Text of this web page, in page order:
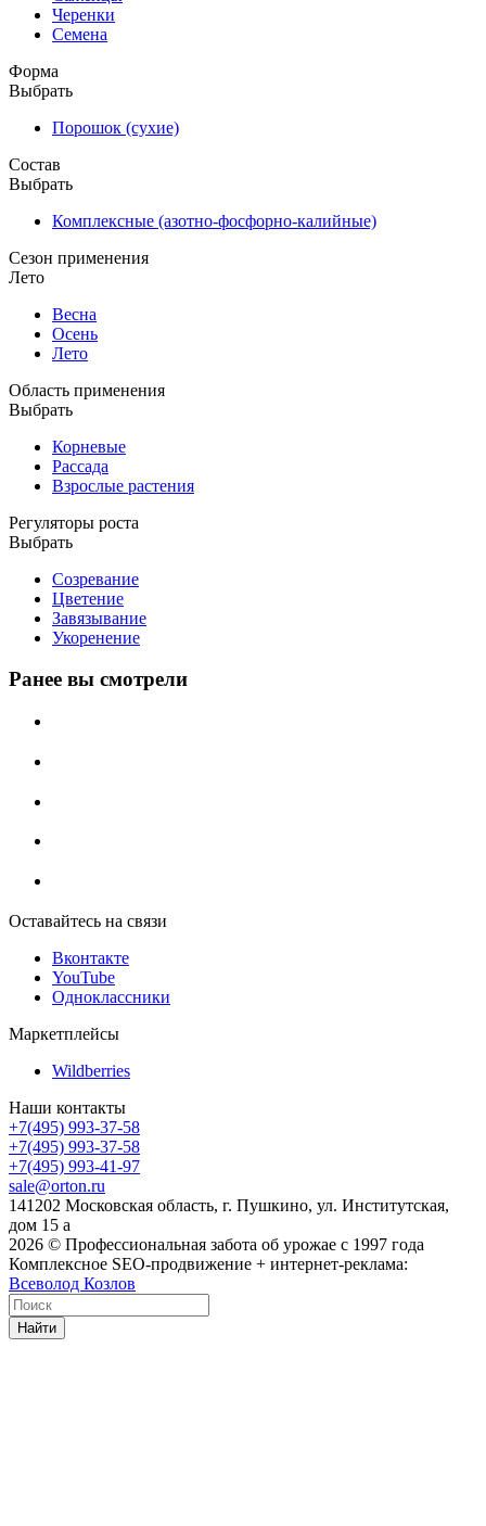
Черенки
Семена
Форма
Выбрать
Порошок (сухие)
Состав
Выбрать
Комплексные (азотно-фосфорно-калийные)
Сезон применения
Лето
Весна
Осень
Лето
Область применения
Выбрать
Корневые
Рассада
Взрослые растения
Регуляторы роста
Выбрать
Созревание
Цветение
Завязывание
Укоренение
Ранее вы смотрели
Оставайтесь на связи
Вконтакте
YouTube
Одноклассники
Маркетплейсы
Wildberries
Наши контакты
+7(495) 993-37-58
+7(495) 993-37-58
+7(495) 993-41-97
sale@orton.ru
141202 Московская область, г. Пушкино, ул. Институтская,
дом 15 а
2026 © Профессиональная забота об урожае с 1997 года
Комплексное SEO-продвижение + интернет-реклама:
Всеволод Козлов
Найти